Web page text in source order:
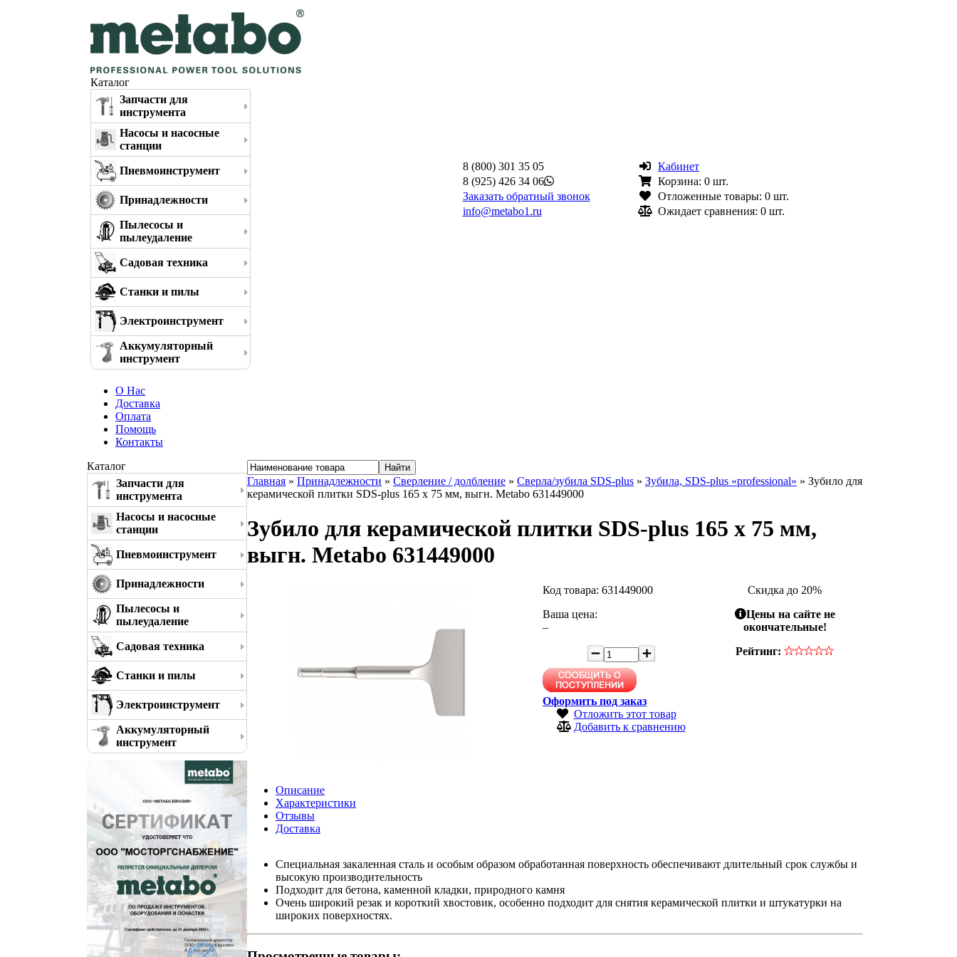
Каталог
Запчасти для
инструмента
Насосы и насосные
станции
Пневмоинструмент
Принадлежности
Пылесосы и
пылеудаление
Садовая техника
Станки и пилы
Электроинструмент
Аккумуляторный
инструмент
8 (800) 301 35 05
8 (925) 426 34 06
Заказать обратный звонок
info@metabo1.ru
Кабинет
Корзина: 0 шт.
Отложенные товары: 0 шт.
Ожидает сравнения: 0 шт.
О Нас
Доставка
Оплата
Помощь
Контакты
Каталог
Запчасти для
инструмента
Насосы и насосные
станции
Пневмоинструмент
Принадлежности
Пылесосы и
пылеудаление
Садовая техника
Станки и пилы
Электроинструмент
Аккумуляторный
инструмент
Главная » Принадлежности » Сверление / долбление » Сверла/зубила SDS-plus » Зубила, SDS-plus «professional» » Зубило для
керамической плитки SDS-plus 165 x 75 мм, выгн. Metabo 631449000
Зубило для керамической плитки SDS-plus 165 x 75 мм,
выгн. Metabo 631449000
Код товара: 631449000
Ваша цена:
–
Оформить под заказ
Отложить этот товар
Добавить к сравнению
Скидка до 20%
Цены на сайте не
окончательные!
Рейтинг:
Описание
Характеристики
Отзывы
Доставка
Специальная закаленная сталь и особым образом обработанная поверхность обеспечивают длительный срок службы и
высокую производительность
Подходит для бетона, каменной кладки, природного камня
Очень широкий резак и короткий хвостовик, особенно подходит для снятия керамической плитки и штукатурки на
широких поверхностях.